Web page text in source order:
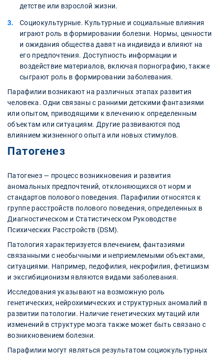
детстве или взрослой жизни.
Социокультурные. Культурные и социальные влияния
играют роль в формировании болезни. Нормы, ценности
и ожидания общества давят на индивида и влияют на
его предпочтения. Доступность информации и
воздействие материалов, включая порнографию, также
сыграют роль в формировании заболевания.
Парафилии возникают на различных этапах развития
человека. Одни связаны с ранними детскими фантазиями
или опытом, приводящими к влечению к определенным
объектам или ситуациям. Другие развиваются под
влиянием жизненного опыта или новых стимулов.
Патогенез
Патогенез — процесс возникновения и развития
аномальных предпочтений, отклоняющихся от норм и
стандартов полового поведения. Парафилии относятся к
группе расстройств полового поведения, определенных в
Диагностическом и Статистическом Руководстве
Психических Расстройств (DSM).
Патология характеризуется влечением, фантазиями
связанными с необычными и неприемлемыми объектами,
ситуациями. Например, педофилия, некрофилия, фетишизм
и эксгибиционизм являются видами заболевания.
Исследования указывают на возможную роль
генетических, нейрохимических и структурных аномалий в
развитии патологии. Наличие генетических мутаций или
изменений в структуре мозга также может быть связано с
возникновением болезни.
Парафилии могут являться результатом социокультурных